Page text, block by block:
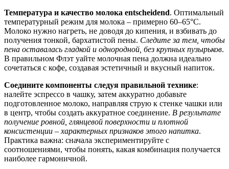
Температура и качество молока entscheidend. Оптимальный
температурный режим для молока – примерно 60–65°C.
Молоко нужно нагреть, не доводя до кипения, и взбивать до
получения тонкой, бархатистой пены. Следите за тем, чтобы
пена оставалась гладкой и однородной, без крупных пузырьков.
В правильном Флэт уайте молочная пена должна идеально
сочетаться с кофе, создавая эстетичный и вкусный напиток.
Соедините компоненты следуя правильной технике:
налейте эспрессо в чашку, затем аккуратно добавьте
подготовленное молоко, направляя струю к стенке чашки или
в центр, чтобы создать аккуратное соединение. В результате
получение ровной, глянцевой поверхности и плотной
консистенции – характерных признаков этого напитка.
Практика важна: сначала экспериментируйте с
соотношениями, чтобы понять, какая комбинация получается
наиболее гармоничной.